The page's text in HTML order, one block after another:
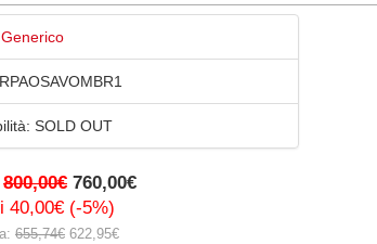
Generico
SOLD OUT
800,00€ 760,00€
40,00€ (-5%)
655,74€ 622,95€